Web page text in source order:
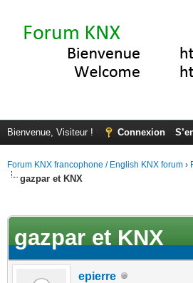
Bienvenue, Visiteur ! Connexion
Forum KNX francophone / English KNX forum ›
gazpar et KNX
gazpar et KNX
epierre